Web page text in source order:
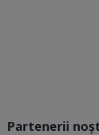
Partenerii